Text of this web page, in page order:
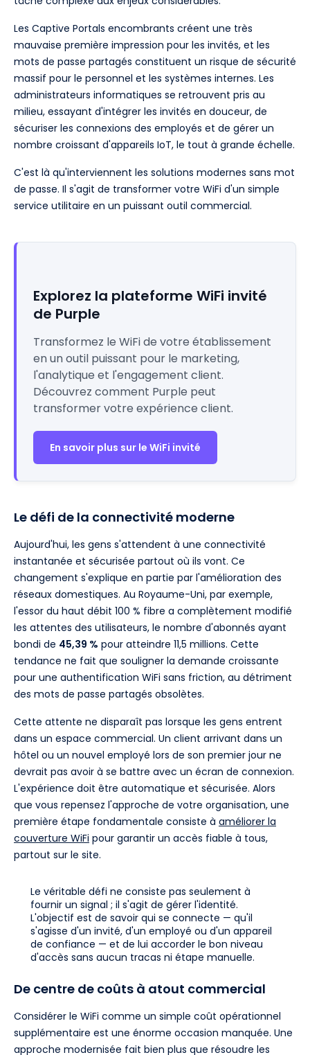
Les Captive Portals encombrants créent une très
mauvaise première impression pour les invités, et les
mots de passe partagés constituent un risque de sécurité
massif pour le personnel et les systèmes internes. Les
administrateurs informatiques se retrouvent pris au
milieu, essayant d'intégrer les invités en douceur, de
sécuriser les connexions des employés et de gérer un
nombre croissant d'appareils IoT, le tout à grande échelle.
C'est là qu'interviennent les solutions modernes sans mot
de passe. Il s'agit de transformer votre WiFi d'un simple
service utilitaire en un puissant outil commercial.
Explorez la plateforme WiFi invité
de Purple
Transformez le WiFi de votre établissement
en un outil puissant pour le marketing,
l'analytique et l'engagement client.
Découvrez comment Purple peut
transformer votre expérience client.
En savoir plus sur le WiFi invité
Le défi de la connectivité moderne
Aujourd'hui, les gens s'attendent à une connectivité
instantanée et sécurisée partout où ils vont. Ce
changement s'explique en partie par l'amélioration des
réseaux domestiques. Au Royaume-Uni, par exemple,
l'essor du haut débit 100 % fibre a complètement modifié
les attentes des utilisateurs, le nombre d'abonnés ayant
bondi de 45,39 % pour atteindre 11,5 millions. Cette
tendance ne fait que souligner la demande croissante
pour une authentification WiFi sans friction, au détriment
des mots de passe partagés obsolètes.
Cette attente ne disparaît pas lorsque les gens entrent
dans un espace commercial. Un client arrivant dans un
hôtel ou un nouvel employé lors de son premier jour ne
devrait pas avoir à se battre avec un écran de connexion.
L'expérience doit être automatique et sécurisée. Alors
que vous repensez l'approche de votre organisation, une
première étape fondamentale consiste à améliorer la
couverture WiFi pour garantir un accès fiable à tous,
partout sur le site.
Le véritable défi ne consiste pas seulement à
fournir un signal ; il s'agit de gérer l'identité.
L'objectif est de savoir qui se connecte — qu'il
s'agisse d'un invité, d'un employé ou d'un appareil
de confiance — et de lui accorder le bon niveau
d'accès sans aucun tracas ni étape manuelle.
De centre de coûts à atout commercial
Considérer le WiFi comme un simple coût opérationnel
supplémentaire est une énorme occasion manquée. Une
approche modernisée fait bien plus que résoudre les